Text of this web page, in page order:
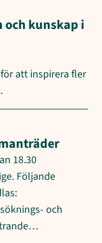
kunskap i
att inspirera fler
18.30
Följande
och